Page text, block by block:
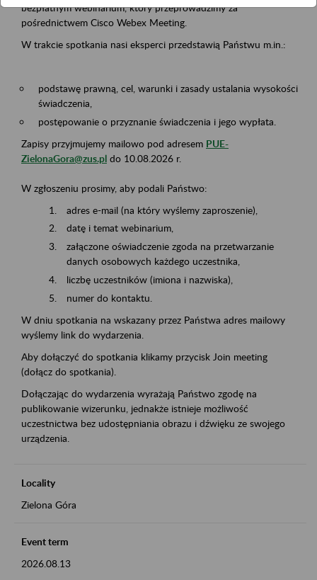
bezpłatnym webinarium, który przeprowadzimy za
pośrednictwem Cisco Webex Meeting.
W trakcie spotkania nasi eksperci przedstawią Państwu m.in.:
podstawę prawną, cel, warunki i zasady ustalania wysokości
świadczenia,
postępowanie o przyznanie świadczenia i jego wypłata.
Zapisy przyjmujemy mailowo pod adresem PUE-
ZielonaGora@zus.pl do 10.08.2026 r.
W zgłoszeniu prosimy, aby podali Państwo:
adres e-mail (na który wyślemy zaproszenie),
datę i temat webinarium,
załączone oświadczenie zgoda na przetwarzanie
danych osobowych każdego uczestnika,
liczbę uczestników (imiona i nazwiska),
numer do kontaktu.
W dniu spotkania na wskazany przez Państwa adres mailowy
wyślemy link do wydarzenia.
Aby dołączyć do spotkania klikamy przycisk Join meeting
(dołącz do spotkania).
Dołączając do wydarzenia wyrażają Państwo zgodę na
publikowanie wizerunku, jednakże istnieje możliwość
uczestnictwa bez udostępniania obrazu i dźwięku ze swojego
urządzenia.
Locality
Zielona Góra
Event term
2026.08.13